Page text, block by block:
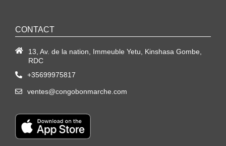
CONTACT
13, Av. de la nation, Immeuble Yetu, Kinshasa Gombe,
RDC
+35699975817
ventes@congobonmarche.com